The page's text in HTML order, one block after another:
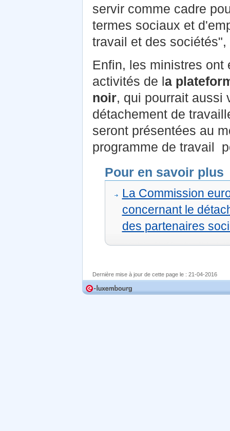
servir comme cadre
termes sociaux et
travail et des
Enfin, les ministres ont
activités de la
noir, qui pourrait aussi
détachement de
seront présentées au
programme de travail
Pour en savoir plus
La Commission
concernant le
des partenaires
Dernière mise à jour de cette page le : 21-04-2016